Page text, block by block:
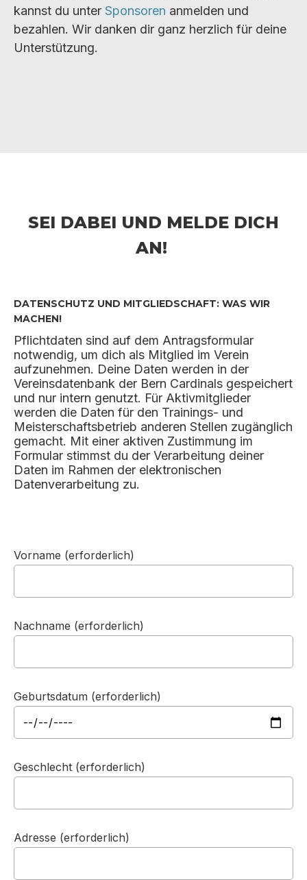
kannst du unter Sponsoren anmelden und
bezahlen. Wir danken dir ganz herzlich für deine
Unterstützung.
Sei dabei und melde dich
an!
Datenschutz und Mitgliedschaft: was wir
machen!
Pflichtdaten sind auf dem Antragsformular
notwendig, um dich als Mitglied im Verein
aufzunehmen. Deine Daten werden in der
Vereinsdatenbank der Bern Cardinals gespeichert
und nur intern genutzt. Für Aktivmitglieder
werden die Daten für den Trainings- und
Meisterschaftsbetrieb anderen Stellen zugänglich
gemacht. Mit einer aktiven Zustimmung im
Formular stimmst du der Verarbeitung deiner
Daten im Rahmen der elektronischen
Datenverarbeitung zu.
Vorname (erforderlich)
Nachname (erforderlich)
Geburtsdatum (erforderlich)
Geschlecht (erforderlich)
Adresse (erforderlich)